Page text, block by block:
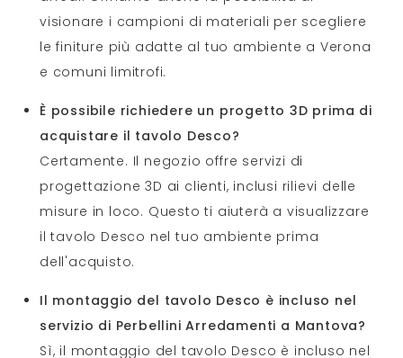
visionare i campioni di materiali per scegliere
le finiture più adatte al tuo ambiente a Verona
e comuni limitrofi.
È possibile richiedere un progetto 3D prima di
acquistare il tavolo Desco?
Certamente. Il negozio offre servizi di
progettazione 3D ai clienti, inclusi rilievi delle
misure in loco. Questo ti aiuterà a visualizzare
il tavolo Desco nel tuo ambiente prima
dell'acquisto.
Il montaggio del tavolo Desco è incluso nel
servizio di Perbellini Arredamenti a Mantova?
Sì, il montaggio del tavolo Desco è incluso nel